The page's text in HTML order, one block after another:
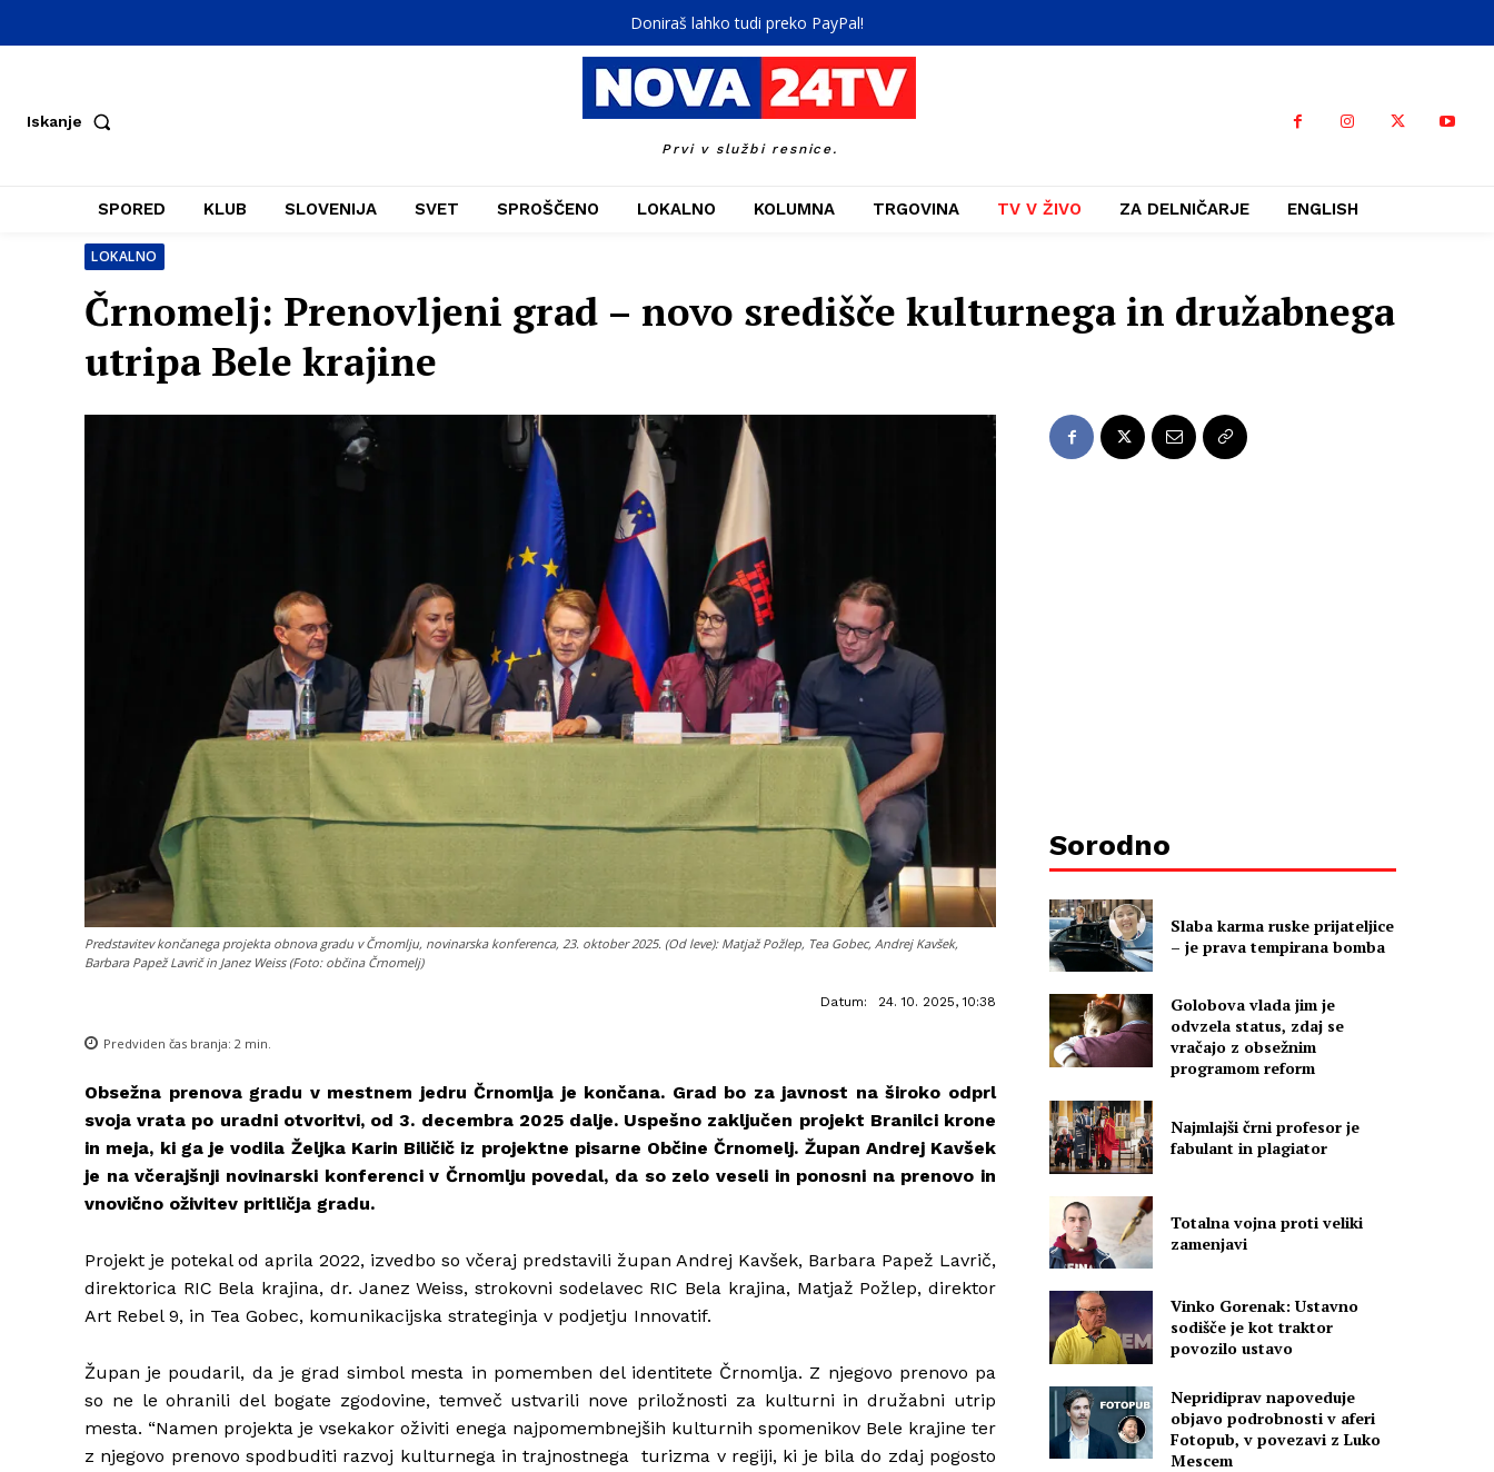
Doniraš lahko tudi preko PayPal!
Iskanje
Prvi v službi resnice.
SPORED KLUB SLOVENIJA SVET SPROŠČENO LOKALNO KOLUMNA TRGOVINA TV V ŽIVO ZA DELNIČARJE ENGLISH
LOKALNO
Črnomelj: Prenovljeni grad – novo središče kulturnega in družabnega
utripa Bele krajine
Predstavitev končanega projekta obnova gradu v Črnomlju, novinarska konferenca, 23. oktober 2025. (Od leve): Matjaž Požlep, Tea Gobec, Andrej Kavšek,
Barbara Papež Lavrič in Janez Weiss (Foto: občina Črnomelj)
Datum: 24. 10. 2025, 10:38
Predviden čas branja: 2 min.
Obsežna prenova gradu v mestnem jedru Črnomlja je končana. Grad bo za javnost na široko odprl
svoja vrata po uradni otvoritvi, od 3. decembra 2025 dalje. Uspešno zaključen projekt Branilci krone
in meja, ki ga je vodila Željka Karin Biličič iz projektne pisarne Občine Črnomelj. Župan Andrej Kavšek
je na včerajšnji novinarski konferenci v Črnomlju povedal, da so zelo veseli in ponosni na prenovo in
vnovično oživitev pritličja gradu.
Projekt je potekal od aprila 2022, izvedbo so včeraj predstavili župan Andrej Kavšek, Barbara Papež Lavrič,
direktorica RIC Bela krajina, dr. Janez Weiss, strokovni sodelavec RIC Bela krajina, Matjaž Požlep, direktor
Art Rebel 9, in Tea Gobec, komunikacijska strateginja v podjetju Innovatif.
Župan je poudaril, da je grad simbol mesta in pomemben del identitete Črnomlja. Z njegovo prenovo pa
so ne le ohranili del bogate zgodovine, temveč ustvarili nove priložnosti za kulturni in družabni utrip
mesta. “Namen projekta je vsekakor oživiti enega najpomembnejših kulturnih spomenikov Bele krajine ter
z njegovo prenovo spodbuditi razvoj kulturnega in trajnostnega turizma v regiji, ki je bila do zdaj pogosto
Sorodno
Slaba karma ruske prijateljice
– je prava tempirana bomba
Golobova vlada jim je
odvzela status, zdaj se
vračajo z obsežnim
programom reform
Najmlajši črni profesor je
fabulant in plagiator
Totalna vojna proti veliki
zamenjavi
Vinko Gorenak: Ustavno
sodišče je kot traktor
povozilo ustavo
Nepridiprav napoveduje
objavo podrobnosti v aferi
Fotopub, v povezavi z Luko
Mescem